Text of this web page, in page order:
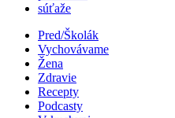
súťaže
Pred/Školák
Vychovávame
Žena
Zdravie
Recepty
Podcasty